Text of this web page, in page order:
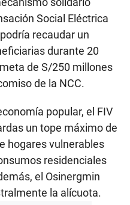
Social Eléctrica
recaudar un
durante 20
de S/250 millones
de la NCC.
popular, el FIV
un tope máximo de
hogares vulnerables
residenciales
el Osinergmin
la alícuota.